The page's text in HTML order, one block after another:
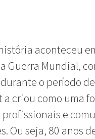
aconteceu
Guerra Mundial,
o período
criou como uma
e
Ou seja, 80 anos